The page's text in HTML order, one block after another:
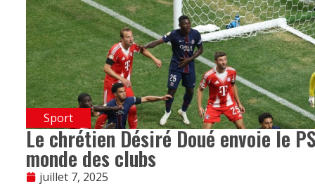
Sport
Le chrétien Désiré Doué envoie le
monde des clubs
juillet 7, 2025